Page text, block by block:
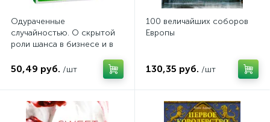
Одураченные
случайностью. О скрытой
роли шанса в бизнесе и в
50,49 руб. /шт
100 величайших соборов
Европы
130,35 руб. /шт